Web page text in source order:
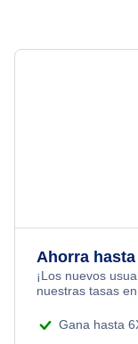
Ahorra hasta
¡Los nuevos
nuestras tasas
Gana hasta